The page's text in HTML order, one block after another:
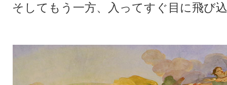
そしてもう一方、入ってすぐ目に飛び